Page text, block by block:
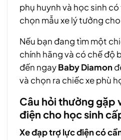
phụ huynh và học sinh
chọn mẫu xe lý tưởng
Nếu bạn đang tìm một
chính hãng và có chế độ
đến ngayBaby Diamon
và chọn ra chiếc xe phù
Câu hỏi thường gặp
điện cho học sinh
Xe đạp trợ lực điện có